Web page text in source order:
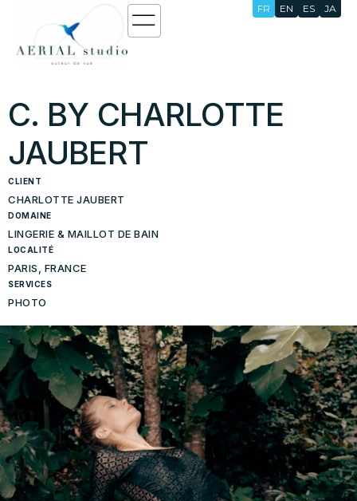
FR EN ES JA
C. BY CHARLOTTE
JAUBERT
CLIENT
CHARLOTTE JAUBERT
DOMAINE
LINGERIE & MAILLOT DE BAIN
LOCALITÉ
PARIS, FRANCE
SERVICES
PHOTO